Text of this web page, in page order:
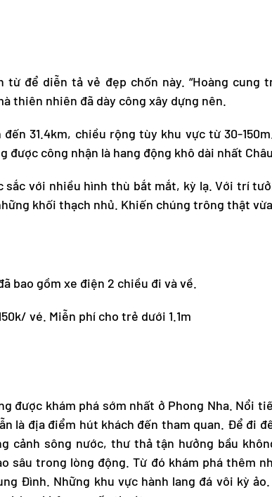
để diễn tả vẻ đẹp chốn này. “Hoàng cung
thiên nhiên đã dày công xây dựng nên.
31.4km, chiều rộng tùy khu vực từ 30-
được công nhận là hang động khô dài nhất
sắc với nhiều hình thù bắt mắt, kỳ lạ. Với trí
khối thạch nhủ. Khiến chúng trông thật
bao gồm xe điện 2 chiều đi và về.
vé. Miễn phí cho trẻ dưới 1.1m
được khám phá sớm nhất ở Phong Nha. Nổi
là địa điểm hút khách đến tham quan. Để đi
cảnh sông nước, thư thả tận hưởng bầu
sâu trong lòng động. Từ đó khám phá thêm
Đình. Những khu vực hành lang đá vôi kỳ